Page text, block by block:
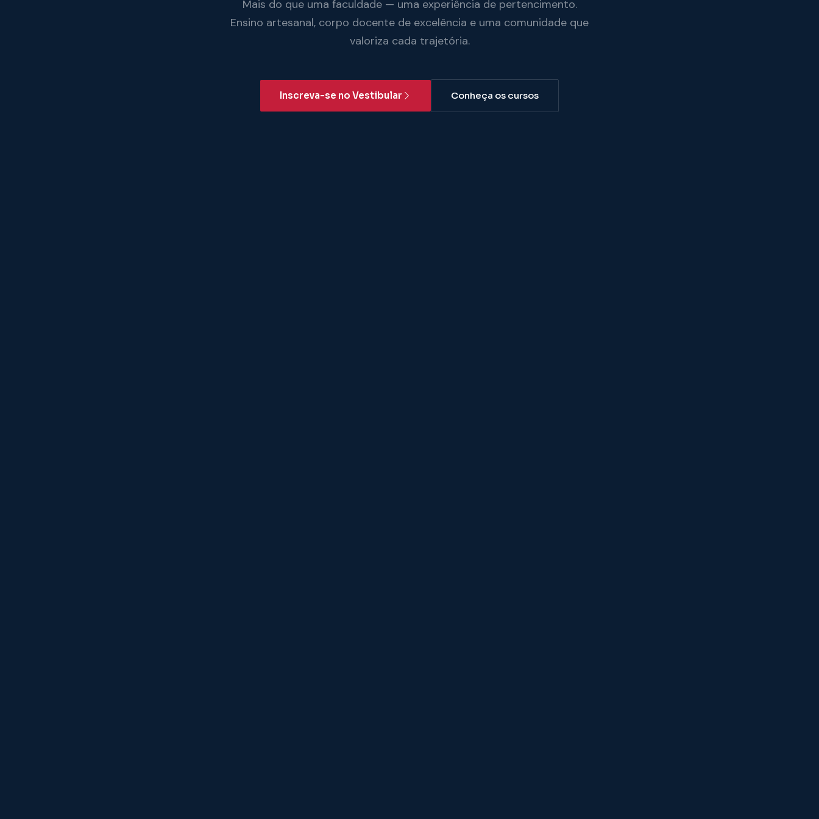
Mais do que uma faculdade — uma experiência de pertencimento.
Ensino artesanal, corpo docente de excelência e uma comunidade que
valoriza cada trajetória.
Inscreva-se no Vestibular Conheça os cursos